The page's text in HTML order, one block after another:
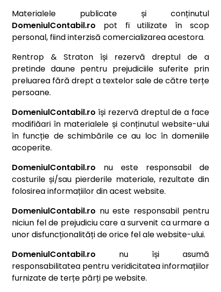
Materialele publicate și conținutul
DomeniulContabil.ro pot fi utilizate în scop
personal, fiind interzisă comercializarea acestora.
Rentrop & Straton își rezervă dreptul de a
pretinde daune pentru prejudiciile suferite prin
preluarea fără drept a textelor sale de către terțe
persoane.
DomeniulContabil.ro își rezervă dreptul de a face
modifiăari în materialele și conținutul website-ului
în funcție de schimbările ce au loc în domeniile
acoperite.
DomeniulContabil.ro nu este responsabil de
costurile și/sau pierderile materiale, rezultate din
folosirea informațiilor din acest website.
DomeniulContabil.ro nu este responsabil pentru
niciun fel de prejudiciu care a survenit ca urmare a
unor disfuncționalități de orice fel ale website-ului.
DomeniulContabil.ro nu își asumă
responsabilitatea pentru veridicitatea informațiilor
furnizate de terțe părți pe website.